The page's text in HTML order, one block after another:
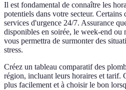
Il est fondamental de connaître les
potentiels dans votre secteur. Certains
services d'urgence 24/7. Assurance
disponibles en soirée, le week-end ou
vous permettra de surmonter des
stress.
Créez un tableau comparatif des
région, incluant leurs horaires et tarif.
plus facilement et à choisir le bon